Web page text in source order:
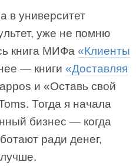
в университет
уже не помню
книга МИФа «Клиенты
— книги «Доставляя
и «Оставь свой
Тогда я начала
бизнес — когда
ради денег,